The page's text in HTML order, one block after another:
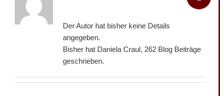
Der Autor hat bisher keine Details
angegeben.
Bisher hat Daniela Craul, 262 Blog Beiträge
geschrieben.
Sliding